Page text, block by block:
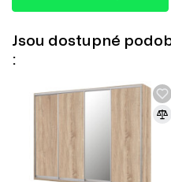
Jsou dostupné
: